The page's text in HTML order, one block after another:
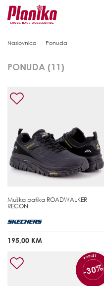
Naslovnica Ponuda
PONUDA (11)
Muška patika ROADWALKER
RECON
195,00 KM
POPUST
-30%